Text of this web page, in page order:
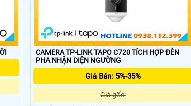
CAMERA TP-LINK TAPO C720 TÍCH HỢP ĐÈN
PHA NHẬN DIỆN NGƯỜNG
Giá Bán: 5%-35%
Giá gốc: